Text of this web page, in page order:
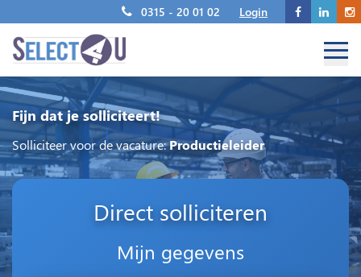
0315 - 20 01 02 Login
Fijn dat je solliciteert!
Solliciteer voor de vacature:Productieleider
Direct solliciteren
Mijn gegevens